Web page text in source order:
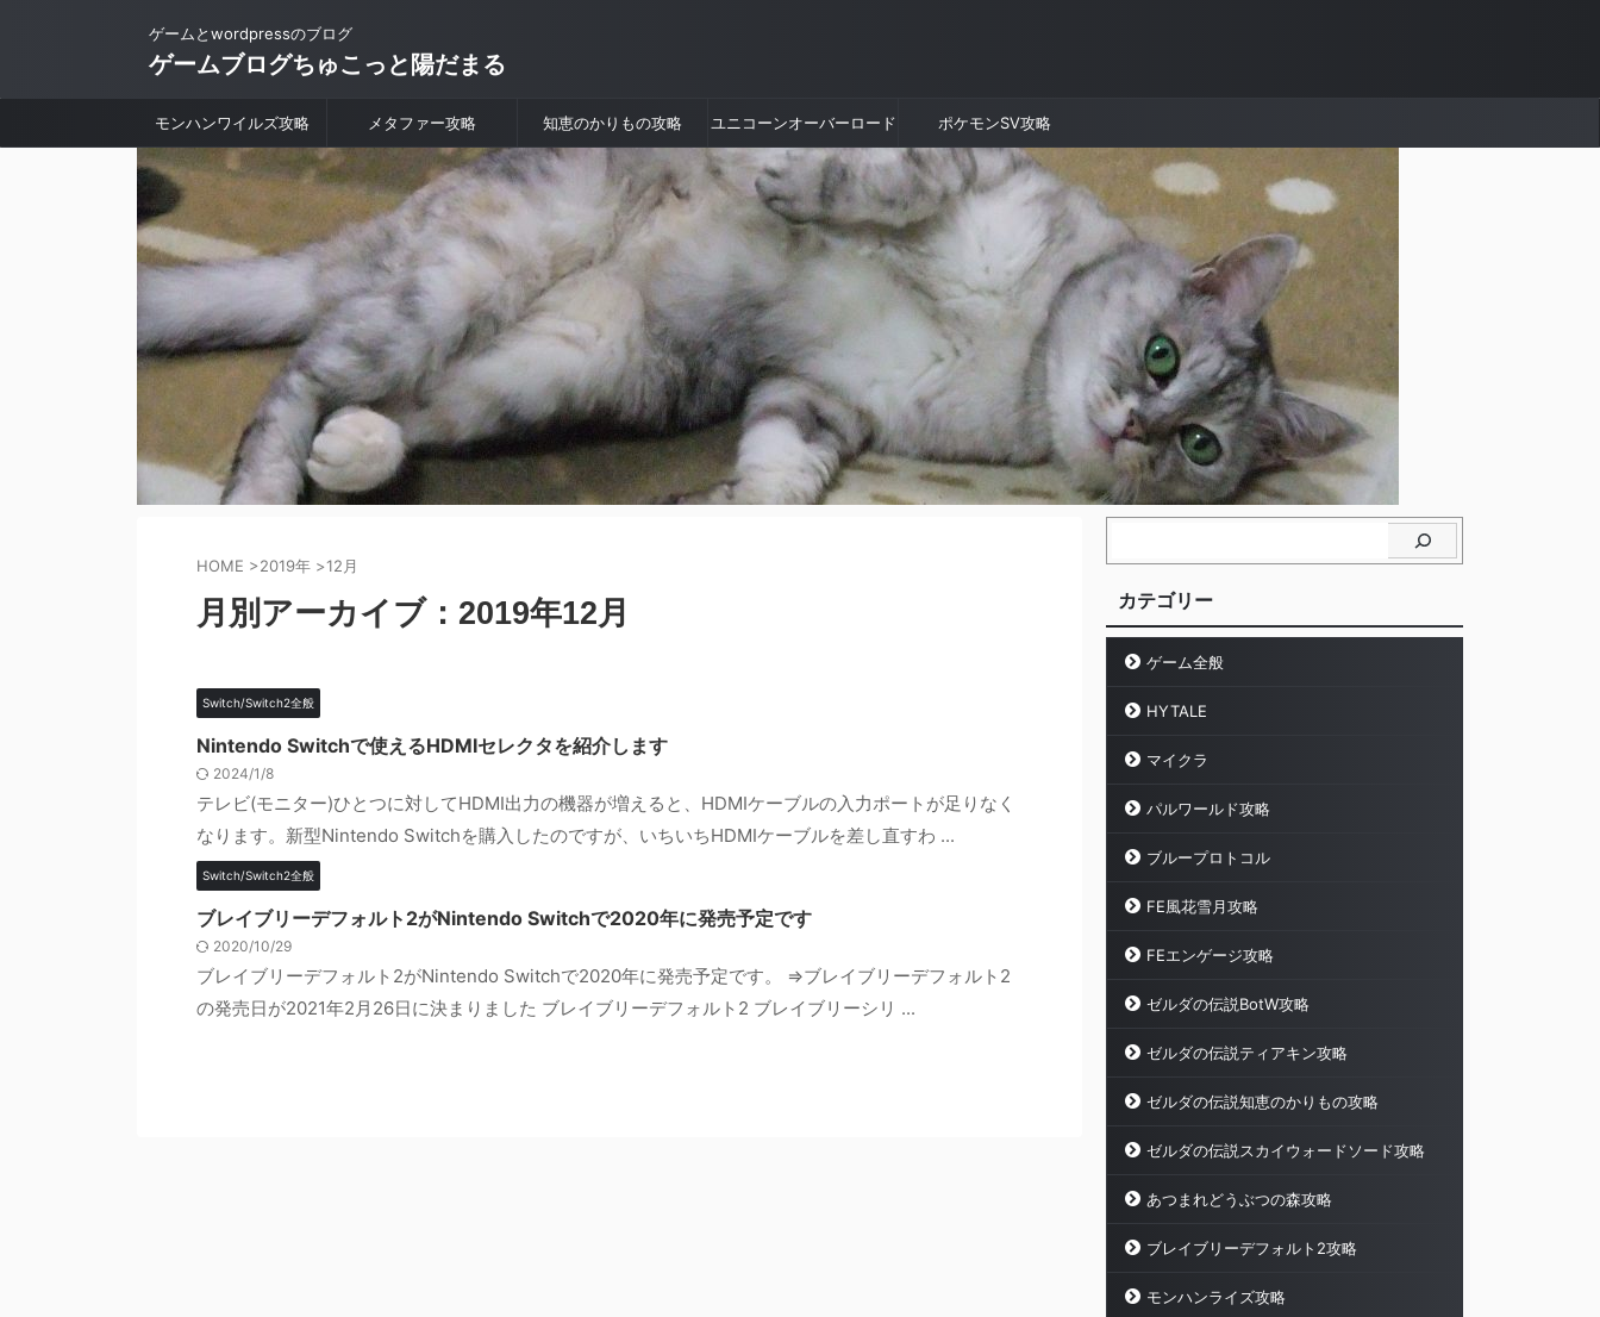
ゲームとwordpressのブログ
ゲームブログちゅこっと陽だまる
モンハンワイルズ攻略 メタファー攻略 知恵のかりもの攻略 ユニコーンオーバーロード ポケモンSV攻略
HOME >2019年 >12月
月別アーカイブ：2019年12月
Switch/Switch2全般
Nintendo Switchで使えるHDMIセレクタを紹介します
2024/1/8
テレビ(モニター)ひとつに対してHDMI出力の機器が増えると、HDMIケーブルの入力ポートが足りなく
なります。新型Nintendo Switchを購入したのですが、いちいちHDMIケーブルを差し直すわ ...
Switch/Switch2全般
ブレイブリーデフォルト2がNintendo Switchで2020年に発売予定です
2020/10/29
ブレイブリーデフォルト2がNintendo Switchで2020年に発売予定です。 ⇒ブレイブリーデフォルト2
の発売日が2021年2月26日に決まりました ブレイブリーデフォルト2 ブレイブリーシリ ...
カテゴリー
ゲーム全般
HYTALE
マイクラ
パルワールド攻略
ブループロトコル
FE風花雪月攻略
FEエンゲージ攻略
ゼルダの伝説BotW攻略
ゼルダの伝説ティアキン攻略
ゼルダの伝説知恵のかりもの攻略
ゼルダの伝説スカイウォードソード攻略
あつまれどうぶつの森攻略
ブレイブリーデフォルト2攻略
モンハンライズ攻略